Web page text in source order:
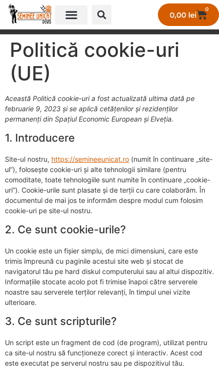
0,00 lei
0
Politică cookie-uri
(UE)
Această Politică cookie-uri a fost actualizată ultima dată pe
februarie 9, 2023 și se aplică cetățenilor și rezidenților
permanenți din Spațiul Economic European și Elveția.
1. Introducere
Site-ul nostru, https://semineeunicat.ro (numit în continuare „site-
ul”), folosește cookie-uri și alte tehnologii similare (pentru
comoditate, toate tehnologiile sunt numite în continuare „cookie-
uri”). Cookie-urile sunt plasate și de terții cu care colaborăm. În
documentul de mai jos te informăm despre modul cum folosim
cookie-uri pe site-ul nostru.
2. Ce sunt cookie-urile?
Un cookie este un fișier simplu, de mici dimensiuni, care este
trimis împreună cu paginile acestui site web și stocat de
navigatorul tău pe hard diskul computerului sau al altui dispozitiv.
Informațiile stocate acolo pot fi trimise înapoi către serverele
noastre sau serverele terților relevanți, în timpul unei vizite
ulterioare.
3. Ce sunt scripturile?
Un script este un fragment de cod (de program), utilizat pentru
ca site-ul nostru să funcționeze corect și interactiv. Acest cod
este executat pe serverul nostru sau pe dispozitivul tău.